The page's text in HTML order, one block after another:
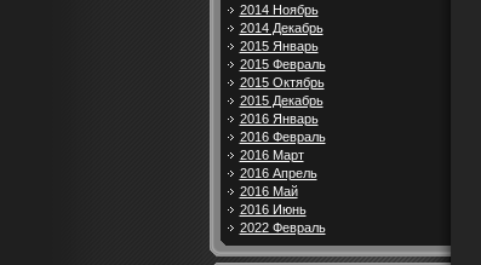
2014 Ноябрь
2014 Декабрь
2015 Январь
2015 Февраль
2015 Октябрь
2015 Декабрь
2016 Январь
2016 Февраль
2016 Март
2016 Апрель
2016 Май
2016 Июнь
2022 Февраль